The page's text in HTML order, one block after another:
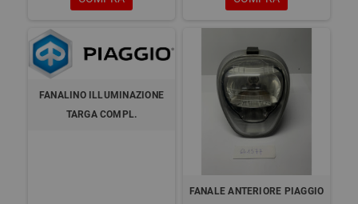
FANALINO ILLUMINAZIONE
TARGA COMPL.
FANALE ANTERIORE PIAGGIO